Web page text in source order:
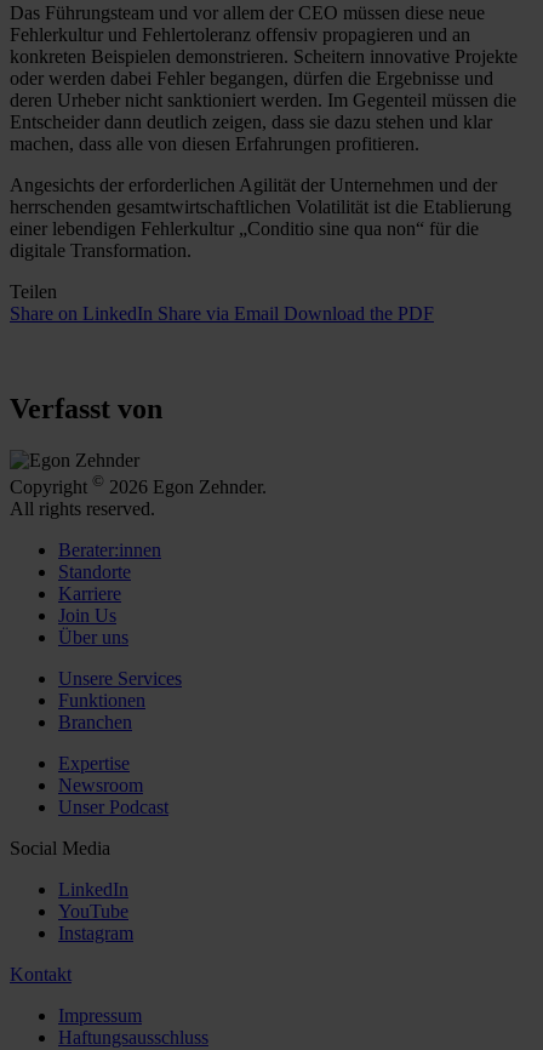
Das Führungsteam und vor allem der CEO müssen diese neue
Fehlerkultur und Fehlertoleranz offensiv propagieren und an
konkreten Beispielen demonstrieren. Scheitern innovative Projekte
oder werden dabei Fehler begangen, dürfen die Ergebnisse und
deren Urheber nicht sanktioniert werden. Im Gegenteil müssen die
Entscheider dann deutlich zeigen, dass sie dazu stehen und klar
machen, dass alle von diesen Erfahrungen profitieren.
Angesichts der erforderlichen Agilität der Unternehmen und der
herrschenden gesamtwirtschaftlichen Volatilität ist die Etablierung
einer lebendigen Fehlerkultur „Conditio sine qua non“ für die
digitale Transformation.
Teilen
Share on LinkedIn Share via Email Download the PDF
Verfasst von
Copyright © 2026 Egon Zehnder.
All rights reserved.
Berater:innen
Standorte
Karriere
Join Us
Über uns
Unsere Services
Funktionen
Branchen
Expertise
Newsroom
Unser Podcast
Social Media
LinkedIn
YouTube
Instagram
Kontakt
Impressum
Haftungsausschluss